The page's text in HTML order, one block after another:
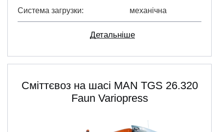
Система загрузки механічна
Детальніше
Сміттєвоз на шасі MAN TGS 26.320
Faun Variopress